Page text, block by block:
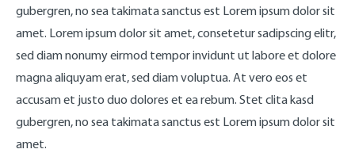
gubergren, no sea takimata sanctus est Lorem ipsum dolor sit
amet. Lorem ipsum dolor sit amet, consetetur sadipscing elitr,
sed diam nonumy eirmod tempor invidunt ut labore et dolore
magna aliquyam erat, sed diam voluptua. At vero eos et
accusam et justo duo dolores et ea rebum. Stet clita kasd
gubergren, no sea takimata sanctus est Lorem ipsum dolor sit
amet.